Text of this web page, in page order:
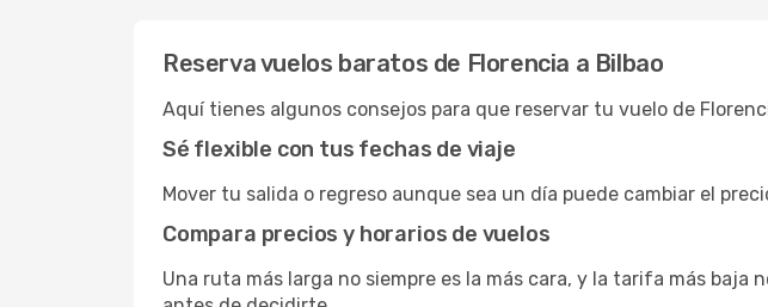
Reserva vuelos baratos de Florencia a Bilbao
Aquí tienes algunos consejos para que reservar tu vuelo de
Sé flexible con tus fechas de viaje
Mover tu salida o regreso aunque sea un día puede cambiar el
Compara precios y horarios de vuelos
Una ruta más larga no siempre es la más cara, y la tarifa más baja